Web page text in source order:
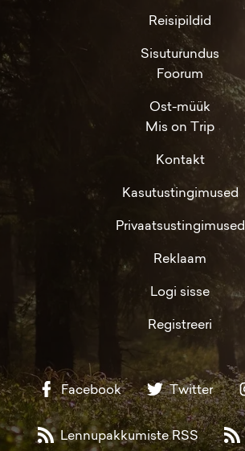
Reisipildid
Sisuturundus
Foorum
Ost-müük
Mis on Trip
Kontakt
Kasutustingimused
Privaatsustingimused
Reklaam
Logi sisse
Registreeri
Facebook Twitter
Lennupakkumiste RSS